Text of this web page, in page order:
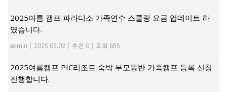
2025여름 캠프 파라디소 가족연수 스쿨링 요금 업데이트 하
였습니다.
admin 2025.05.02 추천 0 조회 695
2025여름캠프 PIC리조트 숙박 부모동반 가족캠프 등록 신청
진행합니다.